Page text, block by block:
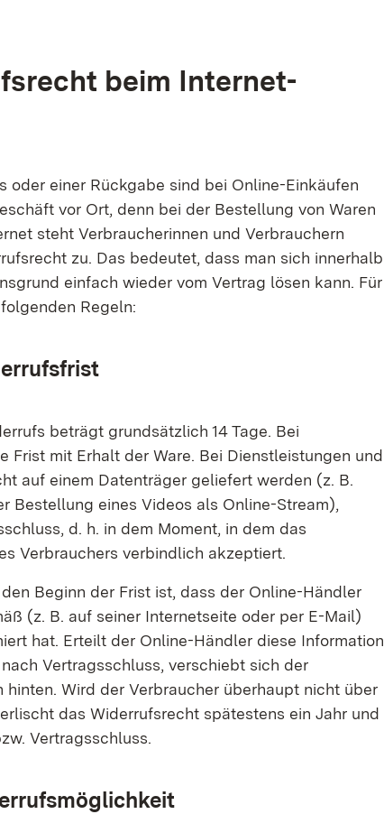
beim Internet-
oder einer Rückgabe sind bei Online-Einkäufen
vor Ort, denn bei der Bestellung von Waren
steht Verbraucherinnen und Verbrauchern
zu. Das bedeutet, dass man sich innerhalb
einfach wieder vom Vertrag lösen kann. Für
Regeln:
beträgt grundsätzlich 14 Tage. Bei
Frist mit Erhalt der Ware. Bei Dienstleistungen und
auf einem Datenträger geliefert werden (z. B.
Bestellung eines Videos als Online-Stream),
d. h. in dem Moment, in dem das
Verbrauchers verbindlich akzeptiert.
Beginn der Frist ist, dass der Online-Händler
(z. B. auf seiner Internetseite oder per E-Mail)
hat. Erteilt der Online-Händler diese Information
Vertragsschluss, verschiebt sich der
Wird der Verbraucher überhaupt nicht über
das Widerrufsrecht spätestens ein Jahr und
Vertragsschluss.